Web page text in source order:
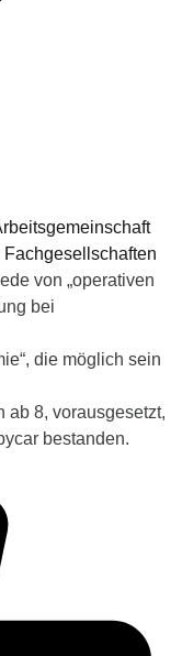
von „operativen
bei
die möglich sein
ab 8, vorausgesetzt,
bestanden.